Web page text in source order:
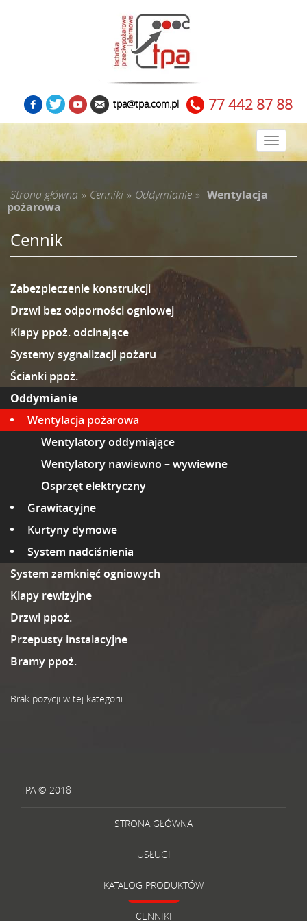
tpa@tpa.com.pl 77 442 87 88
Zwiń
menu
Strona główna » Cenniki » Oddymianie » Wentylacja
pożarowa
Cennik
Zabezpieczenie konstrukcji
Drzwi bez odporności ogniowej
Klapy ppoż. odcinające
Systemy sygnalizacji pożaru
Ścianki ppoż.
Oddymianie
Wentylacja pożarowa
Wentylatory oddymiające
Wentylatory nawiewno – wywiewne
Osprzęt elektryczny
Grawitacyjne
Kurtyny dymowe
System nadciśnienia
System zamknięć ogniowych
Klapy rewizyjne
Drzwi ppoż.
Przepusty instalacyjne
Bramy ppoż.
Brak pozycji w tej kategorii.
TPA © 2018
STRONA GŁÓWNA
USŁUGI
KATALOG PRODUKTÓW
CENNIKI